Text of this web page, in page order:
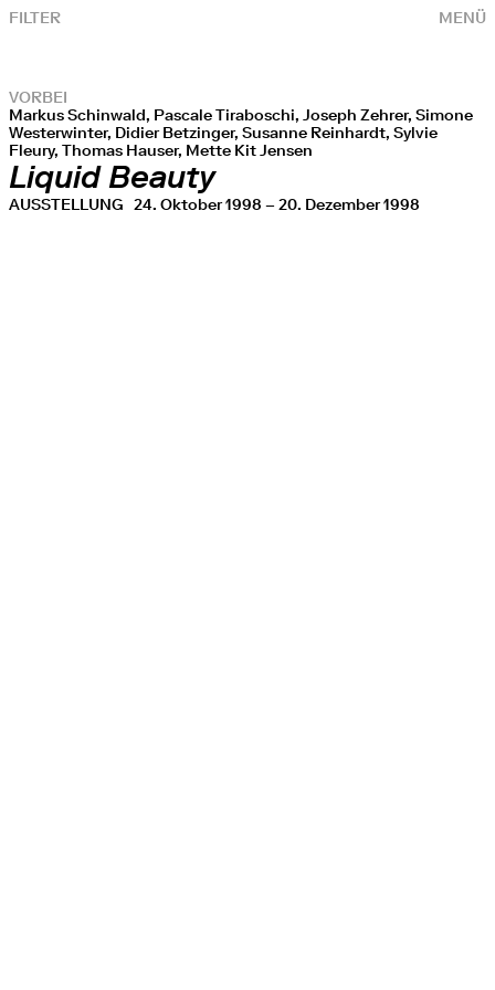
MENÜ
FILTER
VORBEI
Markus Schinwald, Pascale Tiraboschi, Joseph Zehrer, Simone
Westerwinter, Didier Betzinger, Susanne Reinhardt, Sylvie
Fleury, Thomas Hauser, Mette Kit Jensen
Liquid Beauty
AUSSTELLUNG 24. Oktober 1998 – 20. Dezember 1998